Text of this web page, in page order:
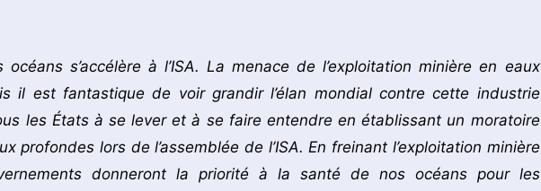
s’accélère à l’ISA. La menace de l’exploitation minière en eaux
il est fantastique de voir grandir l’élan mondial contre cette industrie
les États à se lever et à se faire entendre en établissant un moratoire
profondes lors de l’assemblée de l’ISA. En freinant l’exploitation minière
donneront la priorité à la santé de nos océans pour les